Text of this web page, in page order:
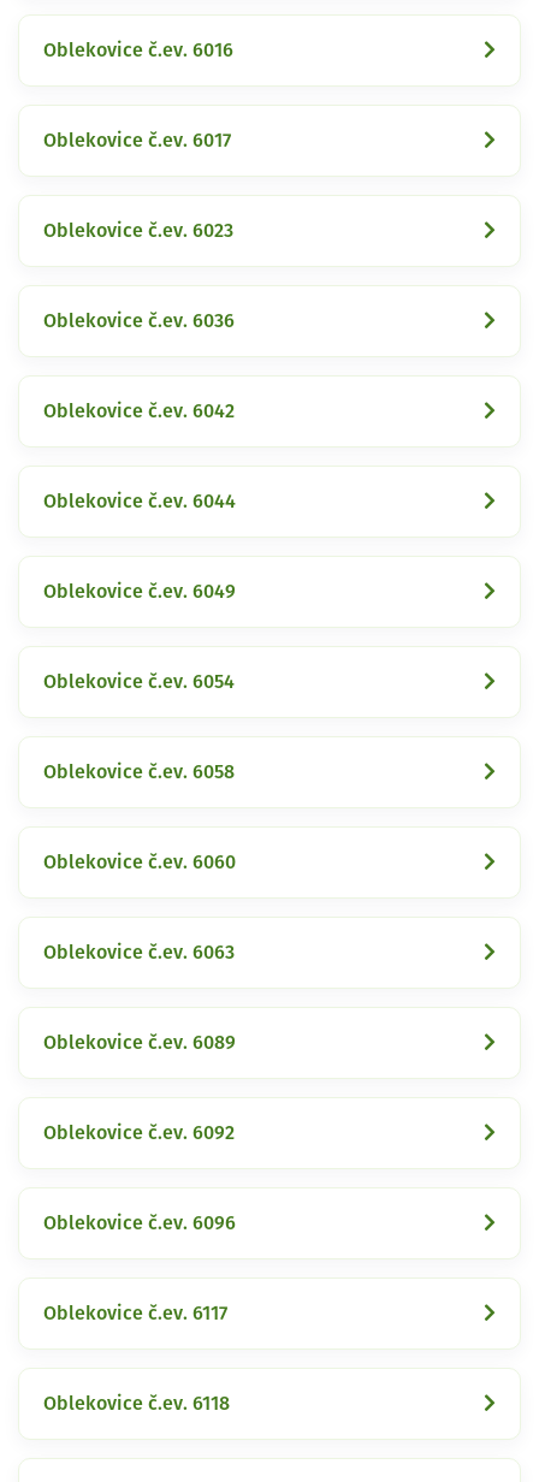
Oblekovice č.ev. 6016
Oblekovice č.ev. 6017
Oblekovice č.ev. 6023
Oblekovice č.ev. 6036
Oblekovice č.ev. 6042
Oblekovice č.ev. 6044
Oblekovice č.ev. 6049
Oblekovice č.ev. 6054
Oblekovice č.ev. 6058
Oblekovice č.ev. 6060
Oblekovice č.ev. 6063
Oblekovice č.ev. 6089
Oblekovice č.ev. 6092
Oblekovice č.ev. 6096
Oblekovice č.ev. 6117
Oblekovice č.ev. 6118